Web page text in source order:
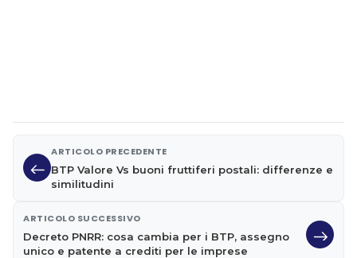
ARTICOLO PRECEDENTE
BTP Valore Vs buoni fruttiferi postali: differenze e
similitudini
ARTICOLO SUCCESSIVO
Decreto PNRR: cosa cambia per i BTP, assegno
unico e patente a crediti per le imprese